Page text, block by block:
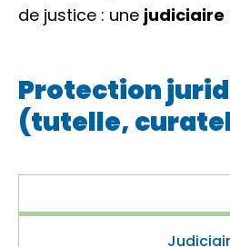
de justice : une judiciaire
Protection
(tutelle,